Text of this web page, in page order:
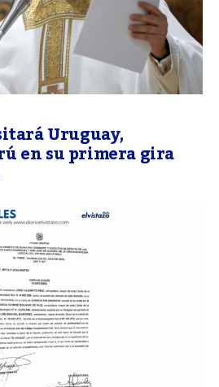
Uruguay,
en su primera gira